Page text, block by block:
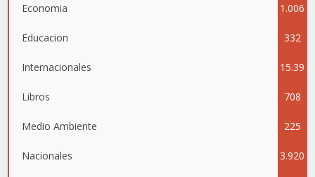
Economia 1.006
Educacion 332
Internacionales 15.39
5
Libros 708
Medio Ambiente 225
Nacionales 3.920